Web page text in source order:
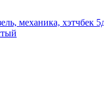
механика, хэтчбек